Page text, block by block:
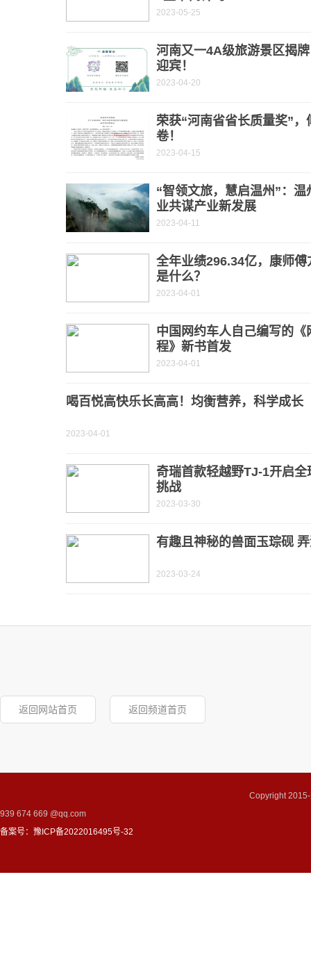
2023-05-25
河南又一4A级旅游景区揭
迎宾！
2023-04-20
荣获“河南省省长质量奖”
卷！
2023-04-15
“智领文旅，慧启温州”：
业共谋产业新发展
2023-04-11
全年业绩296.34亿，康师
是什么？
2023-04-01
中国网约车人自己编写的
程》新书首发
2023-04-01
喝百悦高快乐长高高！均衡营养，科学成长
2023-04-01
奇瑞首款轻越野TJ-1开启
挑战
2023-03-30
有趣且神秘的兽面玉琮砚
2023-03-24
返回网站首页 返回频道首页
Copyright
939 674 669 @qq.com
备案号：豫ICP备2022016495号-32